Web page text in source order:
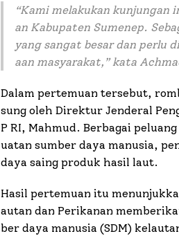
“Kami melakukan kunjungan
an Kabupaten Sumenep.
yang sangat besar dan perlu
aan masyarakat, ” kata
Dalam pertemuan tersebut,
sung oleh Direktur Jenderal
P RI, Mahmud. Berbagai
uatan sumber daya manusia,
daya saing produk hasil laut.
Hasil pertemuan itu
autan dan Perikanan
ber daya manusia (SDM)